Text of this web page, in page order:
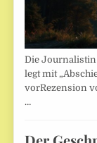
Die
legt mit
vorRezension
…